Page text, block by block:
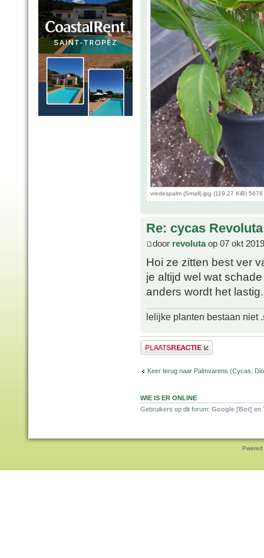
vredespalm (Small).jpg (119.27 KiB)
Re: cycas
door revolutaop 07 okt
Hoi ze zitten best ver
je altijd wel wat
anders wordt het
lelijke planten bestaan niet
Plaats een reactie
Keer terug naar Palmvarens (Cycas,
WIE IS ER ONLINE
Gebruikers op dit forum: Google [Bot] en